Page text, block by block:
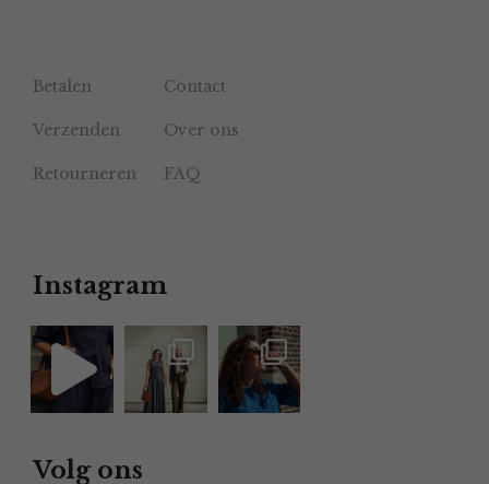
Betalen Contact
Verzenden Over ons
Retourneren FAQ
Instagram
Volg ons